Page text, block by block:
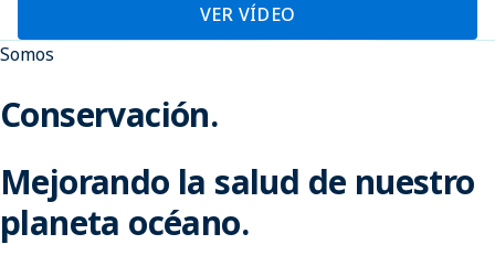
VER VÍDEO
Somos
Conservación.
Mejorando la salud de nuestro
planeta océano.